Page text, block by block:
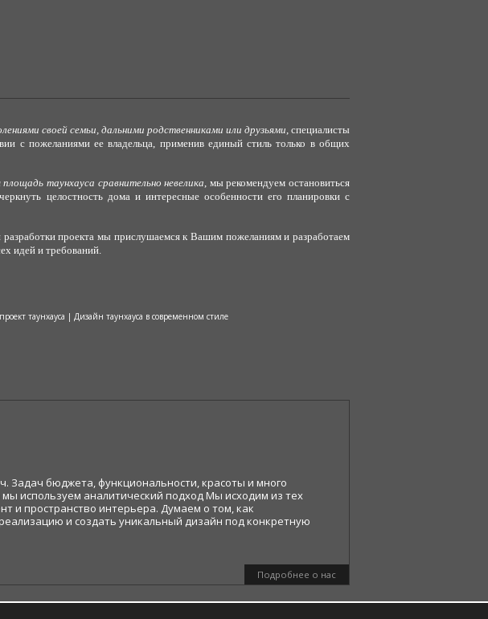
своей семьи, дальними родственниками или друзьями, специалисты
с пожеланиями ее владельца, применив единый стиль только в общих
таунхауса сравнительно невелика, мы рекомендуем остановиться
целостность дома и интересные особенности его планировки с
проекта мы прислушаемся к Вашим пожеланиям и разработаем
идей и требований.
таунхауса | Дизайн таунхауса в современном стиле
Задач бюджета, функциональности, красоты и много
используем аналитический подход Мы исходим из тех
и пространство интерьера. Думаем о том, как
и создать уникальный дизайн под конкретную
Подробнее о нас